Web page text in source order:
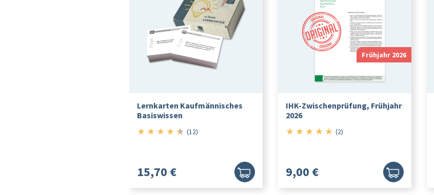
Lernkarten Kaufmännisches
Basiswissen
★ ★ ★ ★ ★ 4.5/5
(12)
15,70 €
Frühjahr 2026
IHK-Zwischenprüfung, Frühjahr
2026
★ ★ ★ ★ ★ 5/5
(2)
9,00 €